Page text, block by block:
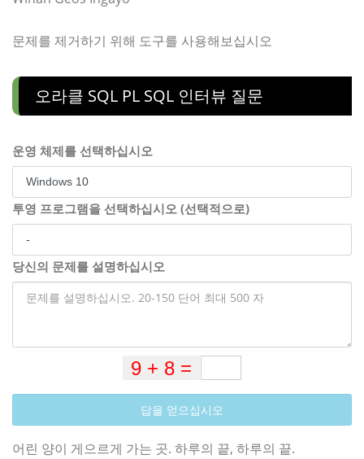
문제를 제거하기 위해 도구를 사용해보십시오
오라클 SQL PL SQL 인터뷰 질문
운영 체제를 선택하십시오
투영 프로그램을 선택하십시오 (선택적으로)
당신의 문제를 설명하십시오
답을 얻으십시오
어린 양이 게으르게 가는 곳. 하루의 끝, 하루의 끝.